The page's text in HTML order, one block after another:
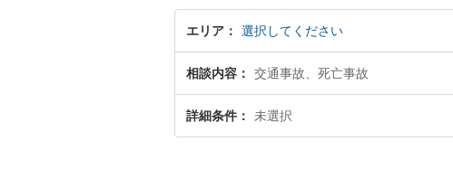
律相談をお持ちの方は是非ご利用ください。『東京都
の弁護士を検索したい』『初回相談無料で死亡事故の
エリア 選択してください
相談内容 交通事故、死亡事故
詳細条件 未選択